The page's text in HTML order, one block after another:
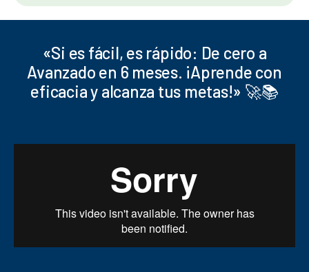
«Si es fácil, es rápido: De cero a
Avanzado en 6 meses. ¡Aprende con
eficacia y alcanza tus metas!» 🚀📚